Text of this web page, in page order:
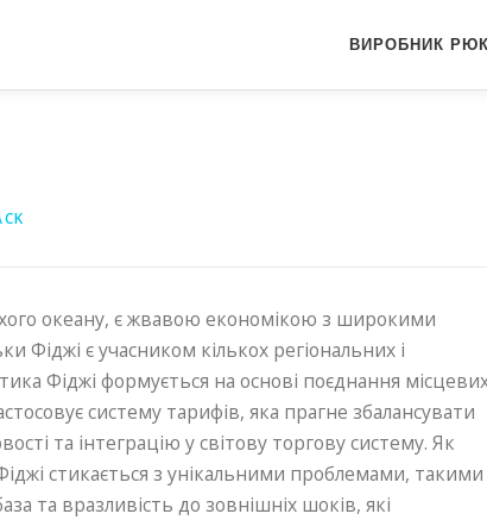
ВИРОБНИК
океану, є жвавою економікою з широкими
Фіджі є учасником кількох регіональних і
Фіджі формується на основі поєднання
систему тарифів, яка прагне збалансувати
та інтеграцію у світову торгову систему. Як
стикається з унікальними проблемами, такими
та вразливість до зовнішніх шоків, які